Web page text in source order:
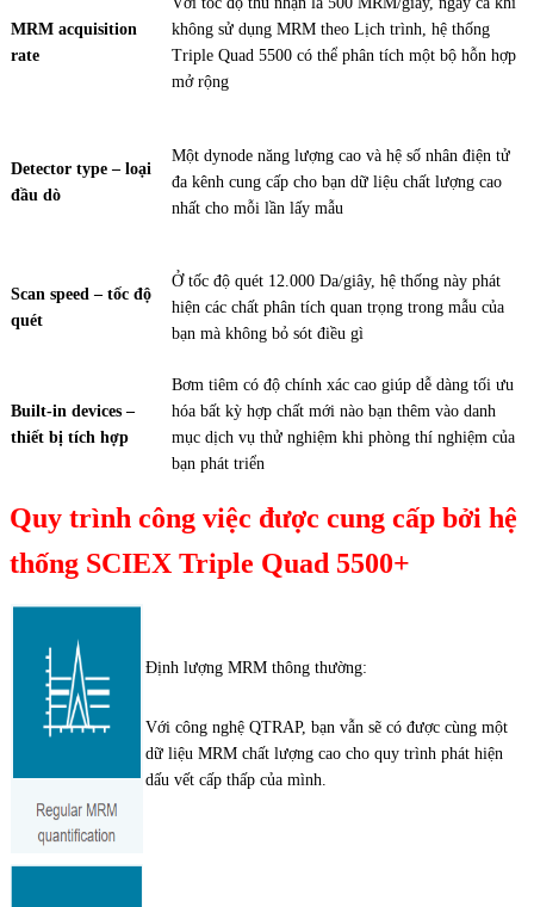
MRM acquisition
rate
không sử dụng MRM theo Lịch trình, hệ thống
Triple Quad 5500 có thể phân tích một bộ hỗn hợp
mở rộng
Detector type – loại
đầu dò
Một dynode năng lượng cao và hệ số nhân điện tử
đa kênh cung cấp cho bạn dữ liệu chất lượng cao
nhất cho mỗi lần lấy mẫu
Scan speed – tốc độ
quét
Ở tốc độ quét 12.000 Da/giây, hệ thống này phát
hiện các chất phân tích quan trọng trong mẫu của
bạn mà không bỏ sót điều gì
Built-in devices –
thiết bị tích hợp
Bơm tiêm có độ chính xác cao giúp dễ dàng tối ưu
hóa bất kỳ hợp chất mới nào bạn thêm vào danh
mục dịch vụ thử nghiệm khi phòng thí nghiệm của
bạn phát triển
Quy trình công việc được cung cấp bởi hệ
thống SCIEX Triple Quad 5500+
Định lượng MRM thông thường:
Với công nghệ QTRAP, bạn vẫn sẽ có được cùng một
dữ liệu MRM chất lượng cao cho quy trình phát hiện
dấu vết cấp thấp của mình.